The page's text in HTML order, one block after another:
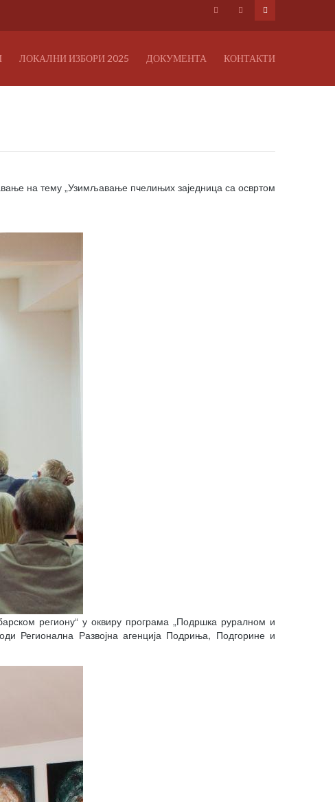
ЛОКАЛНИ ИЗБОРИ 2025 ДОКУМЕНТА КОНТАКТИ
на тему „Узимљавање пчелињих заједница са освртом
региону“ у оквиру програма „Подршка руралном и
Регионална Развојна агенција Подриња, Подгорине и